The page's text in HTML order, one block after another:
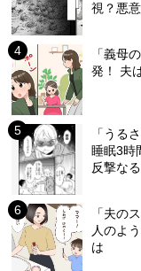
視？悪
「義母
発！ 夫
「うる
睡眠3時
反撃な
「夫の
人のよ
は